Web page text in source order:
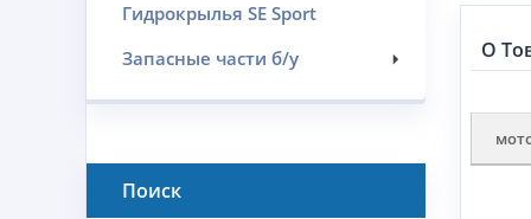
Гидрокрылья SE Sport
Запасные части б/у
Поиск
О